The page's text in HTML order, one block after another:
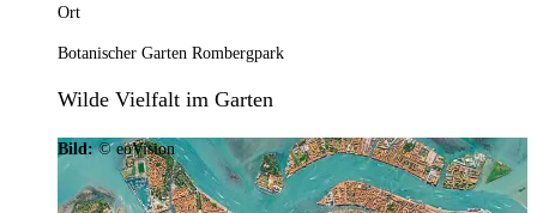
Ort
Botanischer Garten Rombergpark
Wilde Vielfalt im Garten
Bild:© eoVision